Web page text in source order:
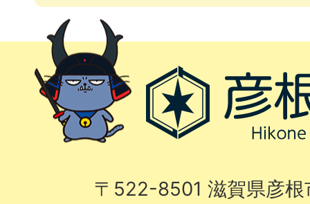
〒522-8501 滋賀県彦